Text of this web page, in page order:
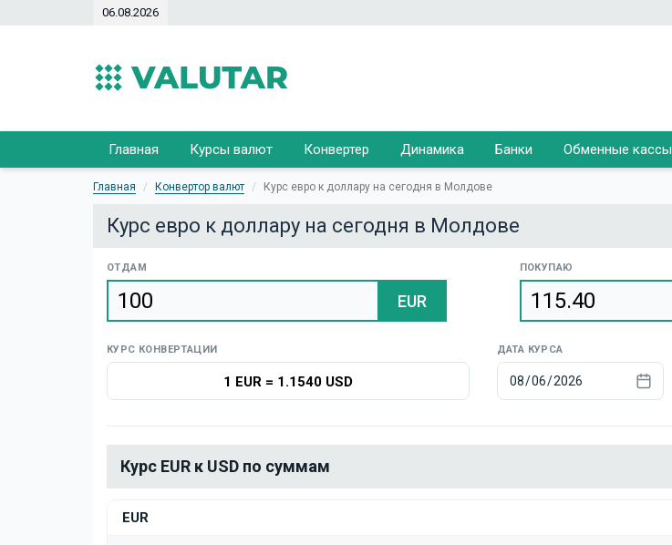
06.08.2026
Главная Курсы валют Конвертер Динамика Банки Обменные кассы
Главная Конвертор валют Курс евро к доллару на сегодня в Молдове
Курс евро к доллару на сегодня в Молдове
ОТДАМ
EUR
ПОКУПАЮ
КУРС КОНВЕРТАЦИИ
1 EUR= 1.1540 USD
ДАТА КУРСА
Курс EUR к USD по суммам
EUR